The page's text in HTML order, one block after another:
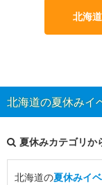
北海
北海道の夏休みイ
夏休みカテゴリか
北海道の夏休みイ